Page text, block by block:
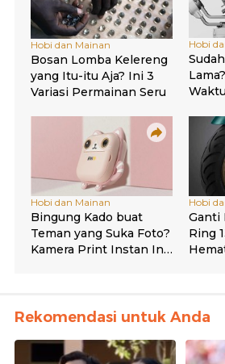
Rekomendasi untuk Anda